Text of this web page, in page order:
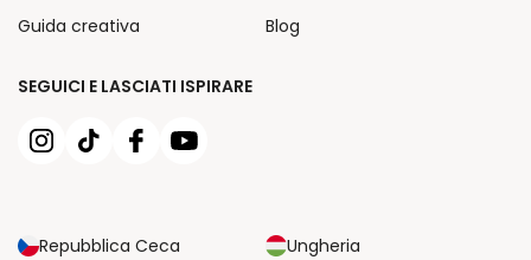
SEGUICI E LASCIATI ISPIRARE
Repubblica Ceca
Ungheria
Guida creativa
Blog